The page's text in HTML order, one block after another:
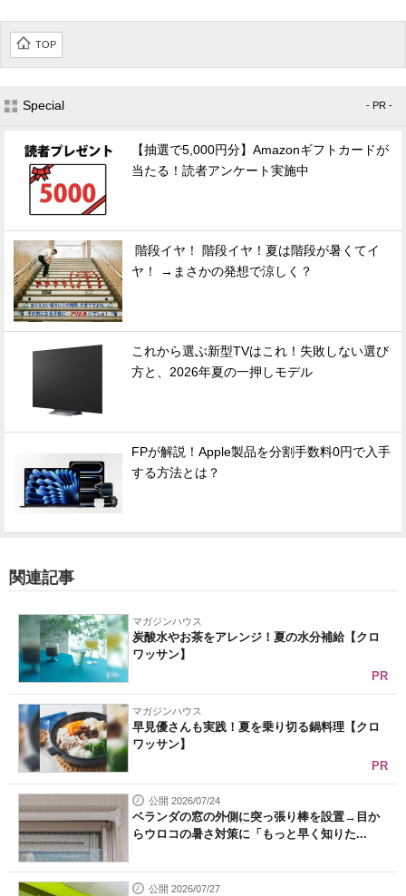
TOP
Special - PR -
【抽選で5,000円分】Amazonギフトカードが
当たる！読者アンケート実施中
階段イヤ！ 階段イヤ！夏は階段が暑くてイ
ヤ！ →まさかの発想で涼しく？
これから選ぶ新型TVはこれ！失敗しない選び
方と、2026年夏の一押しモデル
FPが解説！Apple製品を分割手数料0円で入手
する方法とは？
関連記事
マガジンハウス
炭酸水やお茶をアレンジ！夏の水分補給【クロ
ワッサン】
PR
マガジンハウス
早見優さんも実践！夏を乗り切る鍋料理【クロ
ワッサン】
PR
公開 2026/07/24
ベランダの窓の外側に突っ張り棒を設置→目か
らウロコの暑さ対策に「もっと早く知りた...
公開 2026/07/27